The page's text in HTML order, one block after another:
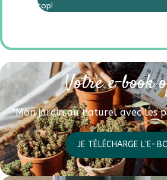
top!
Votre e-book
"Mon jardin au naturel avec les
JE TÉLÉCHARGE L'E-